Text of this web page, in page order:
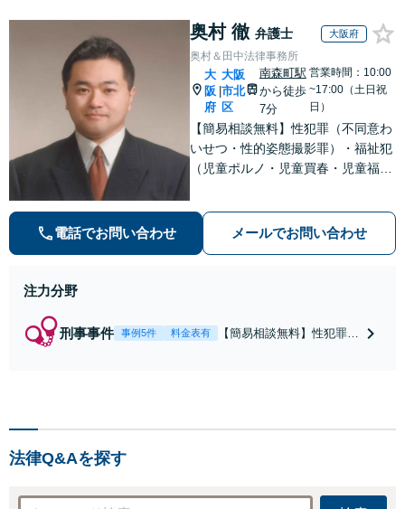
奥村 徹 弁護士 大阪府
奥村＆田中法律事務所
大
阪
府
大阪
市北
区
南森町駅
から徒歩
7分
営業時間：10:00
~17:00（土日祝
日）
【簡易相談無料】性犯罪（不同意わ
いせつ・性的姿態撮影罪）・福祉犯
（児童ポルノ・児童買春・児童福祉
等）に非常に詳しい弁護士です
電話でお問い合わせ メールでお問い合わせ
注力分野
刑事事件 事例5件 料金表有
【簡易相談無料】性犯罪
法律Q&Aを探す